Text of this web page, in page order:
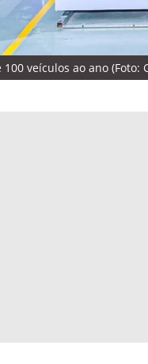
veículos ao ano (Foto: